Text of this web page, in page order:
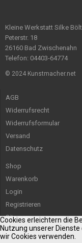
Kleine Werkstatt Silke
Peterstr. 18
26160 Bad Zwischenahn
Telefon: 04403-64774
© 2024 Kunstmacher.net
AGB
Widerrufsrecht
Widerrufsformular
Versand
Datenschutz
Shop
Warenkorb
Login
Registrieren
Sitemap
Cookies erleichtern die
Nutzung unserer
wir Cookies verwenden.